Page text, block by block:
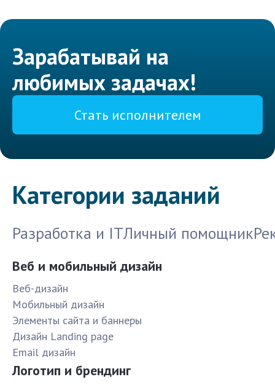
Зарабатывай на
любимых задачах!
Стать исполнителем
Категории заданий
Разработка и ITЛичный помощник
Веб и мобильный дизайн
Веб-дизайн
Мобильный дизайн
Элементы сайта и баннеры
Дизайн Landing page
Email дизайн
Логотип и брендинг